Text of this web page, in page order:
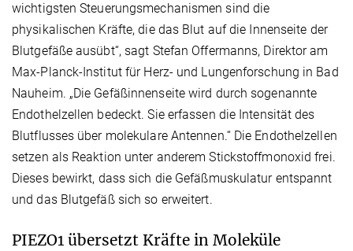
wichtigsten Steuerungsmechanismen sind die
physikalischen Kräfte, die das Blut auf die Innenseite der
Blutgefäße ausübt“, sagt Stefan Offermanns, Direktor am
Max-Planck-Institut für Herz- und Lungenforschung in Bad
Nauheim. „Die Gefäßinnenseite wird durch sogenannte
Endothelzellen bedeckt. Sie erfassen die Intensität des
Blutflusses über molekulare Antennen.“ Die Endothelzellen
setzen als Reaktion unter anderem Stickstoffmonoxid frei.
Dieses bewirkt, dass sich die Gefäßmuskulatur entspannt
und das Blutgefäß sich so erweitert.
PIEZO1 übersetzt Kräfte in Moleküle